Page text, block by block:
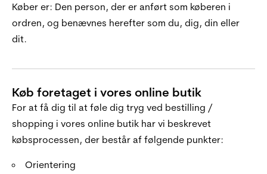
Køber er: Den person, der er anført som køberen i
ordren, og benævnes herefter som du, dig, din eller
dit.
Køb foretaget i vores online butik
For at få dig til at føle dig tryg ved bestilling /
shopping i vores online butik har vi beskrevet
købsprocessen, der består af følgende punkter:
Orientering